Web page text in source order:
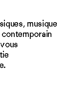
musique